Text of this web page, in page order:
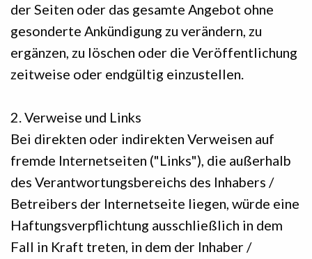
der Seiten oder das gesamte Angebot ohne
gesonderte Ankündigung zu verändern, zu
ergänzen, zu löschen oder die Veröffentlichung
zeitweise oder endgültig einzustellen.
2. Verweise und Links
Bei direkten oder indirekten Verweisen auf
fremde Internetseiten ("Links"), die außerhalb
des Verantwortungsbereichs des Inhabers /
Betreibers der Internetseite liegen, würde eine
Haftungsverpflichtung ausschließlich in dem
Fall in Kraft treten, in dem der Inhaber /